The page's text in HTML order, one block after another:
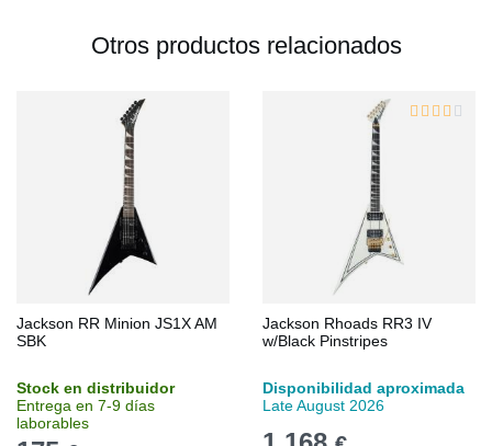
Otros productos relacionados
Jackson RR Minion JS1X AM
SBK
Stock en distribuidor
Entrega en 7-9 días
laborables
Jackson Rhoads RR3 IV
w/Black Pinstripes
Disponibilidad aproximada
Late August 2026